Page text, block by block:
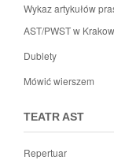
Wykaz artykułów
AST/PWST w
Dublety
Mówić wierszem
TEATR AST
Repertuar